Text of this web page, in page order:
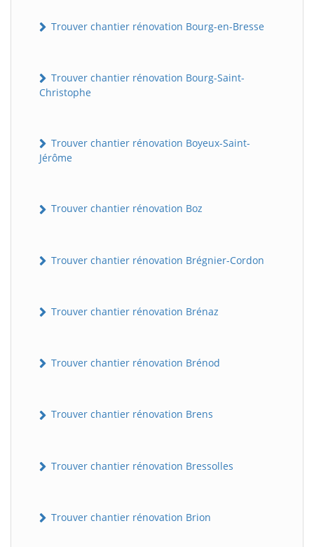
Trouver chantier rénovation Bourg-en-Bresse
Trouver chantier rénovation Bourg-Saint-
Christophe
Trouver chantier rénovation Boyeux-Saint-
Jérôme
Trouver chantier rénovation Boz
Trouver chantier rénovation Brégnier-Cordon
Trouver chantier rénovation Brénaz
Trouver chantier rénovation Brénod
Trouver chantier rénovation Brens
Trouver chantier rénovation Bressolles
Trouver chantier rénovation Brion